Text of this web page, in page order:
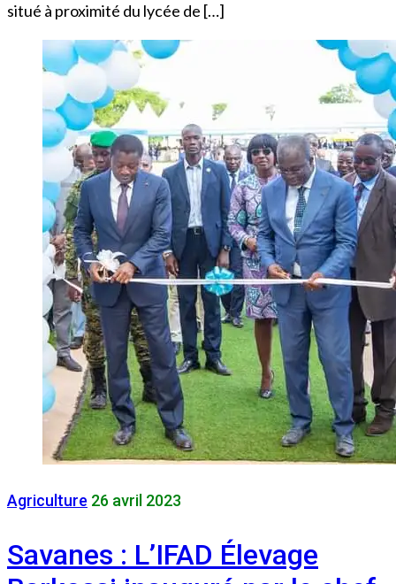
situé à proximité du lycée de […]
Agriculture 26 avril 2023
Savanes : L’IFAD Élevage